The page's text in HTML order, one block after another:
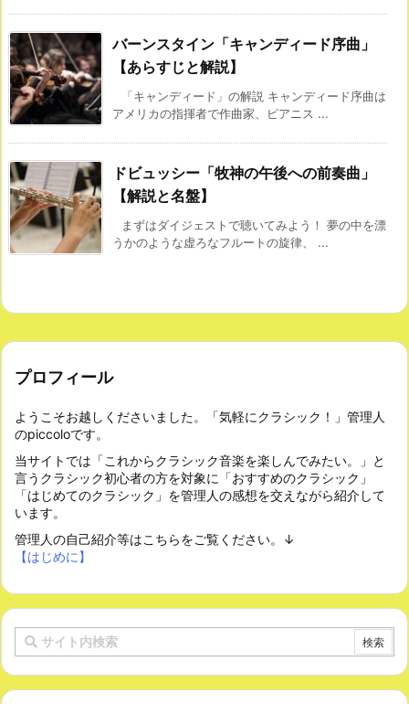
バーンスタイン「キャンディード序曲」
【あらすじと解説】
「キャンディード」の解説 キャンディード序曲は
アメリカの指揮者で作曲家、ピアニス ...
ドビュッシー「牧神の午後への前奏曲」
【解説と名盤】
まずはダイジェストで聴いてみよう！ 夢の中を漂
うかのような虚ろなフルートの旋律、 ...
プロフィール
ようこそお越しくださいました。「気軽にクラシック！」管理人
のpiccoloです。
当サイトでは「これからクラシック音楽を楽しんでみたい。」と
言うクラシック初心者の方を対象に「おすすめのクラシック」
「はじめてのクラシック」を管理人の感想を交えながら紹介して
います。
管理人の自己紹介等はこちらをご覧ください。↓
【はじめに】